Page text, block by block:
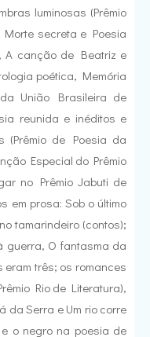
luminosas (Prêmio
secreta e Poesia
A canção de Beatriz e
poética, Memória
União Brasileira de
reunida e inéditos e
(Prêmio de Poesia da
Especial do Prêmio
no Prêmio Jabuti de
em prosa: Sob o último
tamarindeiro (contos);
guerra, O fantasma da
três; os romances
Rio de Literatura),
da Serra e Um rio corre
o negro na poesia de